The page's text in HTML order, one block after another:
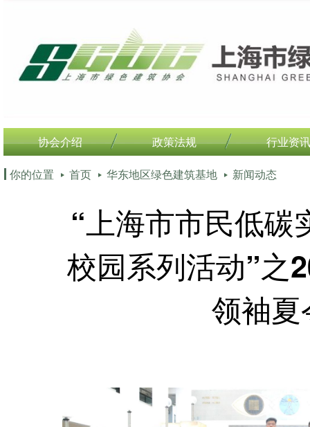
协会介绍 政策法规 行业资
你的位置 首页 华东地区绿色建筑基地 新闻动态
“上海市市民低
校园系列活动”之
领袖